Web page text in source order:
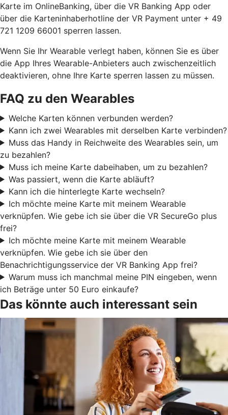
Karte im OnlineBanking, über die VR Banking App oder
über die Karteninhaberhotline der VR Payment unter + 49
721 1209 66001 sperren lassen.
Wenn Sie Ihr Wearable verlegt haben, können Sie es über
die App Ihres Wearable-Anbieters auch zwischenzeitlich
deaktivieren, ohne Ihre Karte sperren lassen zu müssen.
FAQ zu den Wearables
Welche Karten können verbunden werden?
Kann ich zwei Wearables mit derselben Karte verbinden?
Muss das Handy in Reichweite des Wearables sein, um
zu bezahlen?
Muss ich meine Karte dabeihaben, um zu bezahlen?
Was passiert, wenn die Karte abläuft?
Kann ich die hinterlegte Karte wechseln?
Ich möchte meine Karte mit meinem Wearable
verknüpfen. Wie gebe ich sie über die VR SecureGo plus
frei?
Ich möchte meine Karte mit meinem Wearable
verknüpfen. Wie gebe ich sie über den
Benachrichtigungsservice der VR Banking App frei?
Warum muss ich manchmal meine PIN eingeben, wenn
ich Beträge unter 50 Euro einkaufe?
Das könnte auch interessant sein